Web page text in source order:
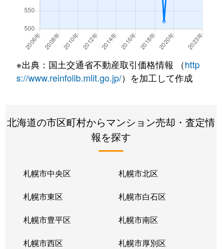
真駒内
真駒内上町
2,000万円 真駒内
徒歩16分
真駒内上町
2,100万円 真駒内
徒歩16分
真駒内本町
400万円 真駒内
徒歩45分
真駒内本町
730万円 真駒内
徒歩25分
990万円
真駒内緑町
1,300万円 真駒内
真駒内緑町
真駒内
真駒内緑町
真駒内
真駒内緑町
2,400万円 真駒内
※出典：国土交通省不動産取引価格情報 （http
s://www.reinfolib.mlit.go.jp/）を加工して作成
北海道の市区町村からマンション売却・査定情
報を探す
札幌市中央区 札幌市北区
札幌市東区 札幌市白石区
札幌市豊平区 札幌市南区
札幌市西区 札幌市厚別区